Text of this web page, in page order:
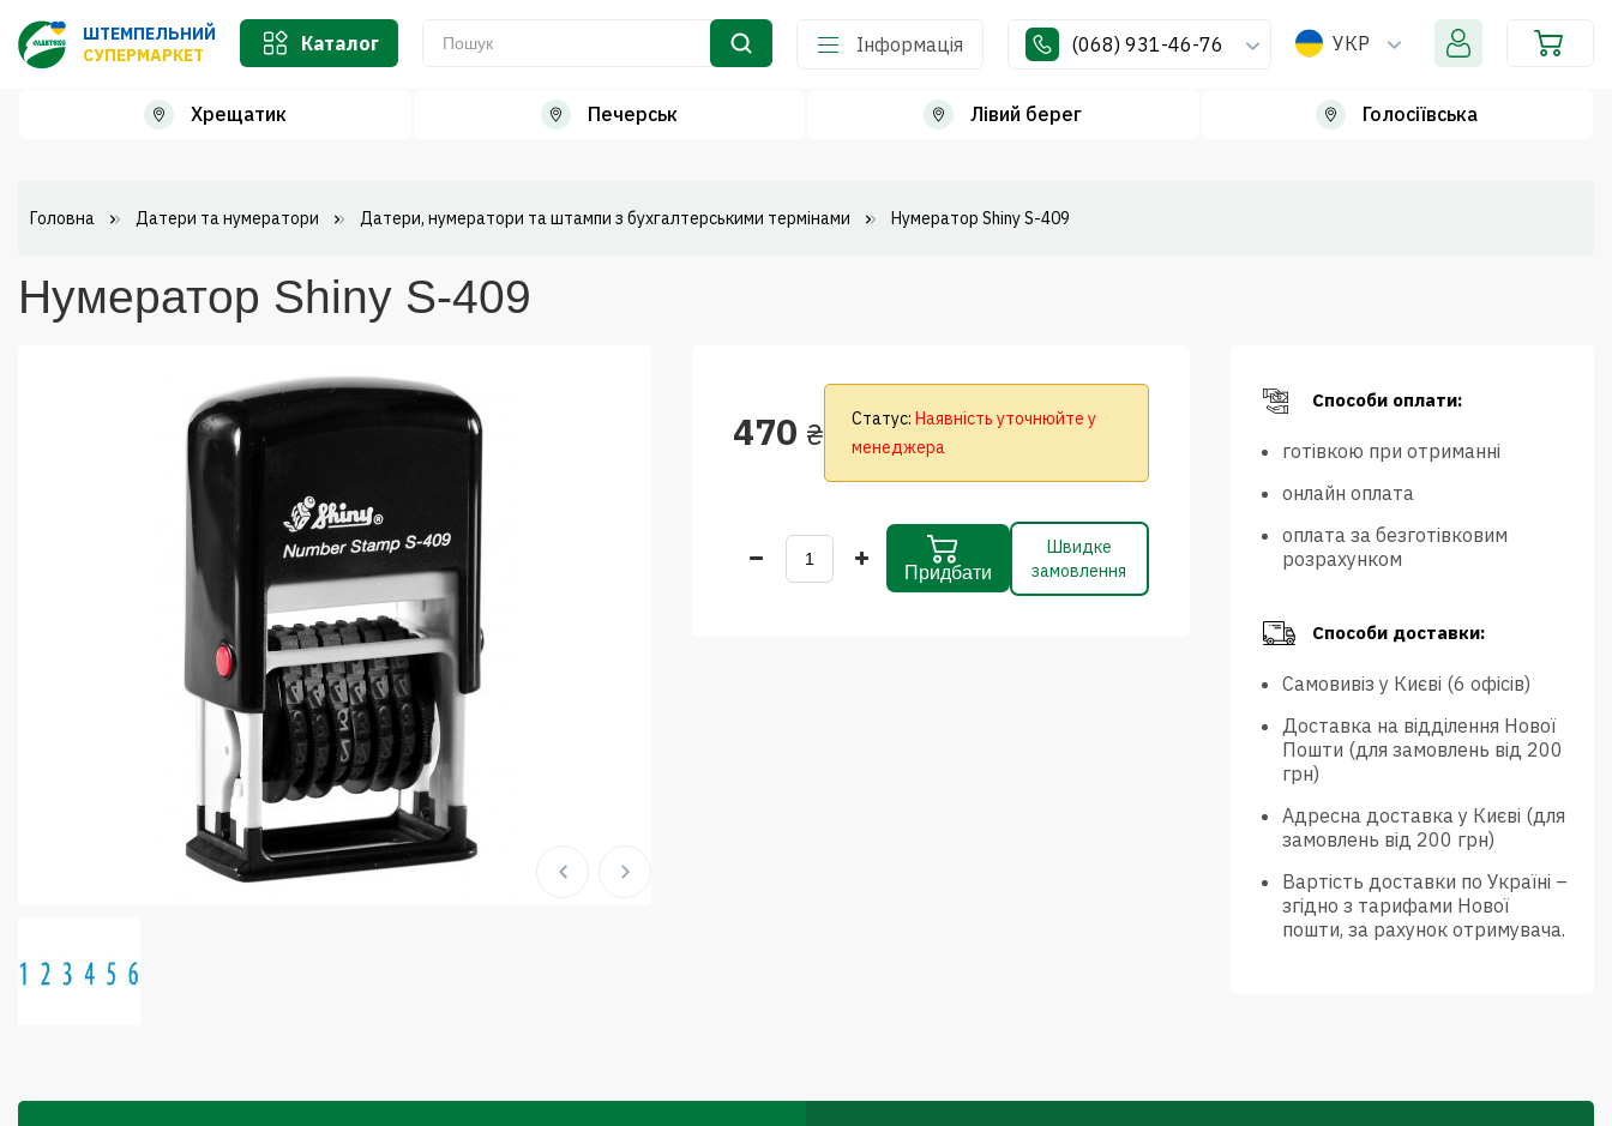
ШТЕМПЕЛЬНИЙ
СУПЕРМАРКЕТ
Каталог Інформація (068) 931-46-76 УКР
Хрещатик Печерськ Лівий берег Голосіївська
Головна Датери та нумератори Датери, нумератори та штампи з бухгалтерськими термінами Нумератор Shiny S-409
Нумератор Shiny S-409
470 ₴ Статус: Наявність уточнюйте у
менеджера
Придбати
Швидке
замовлення
Способи оплати:
готівкою при отриманні
онлайн оплата
оплата за безготівковим
розрахунком
Способи доставки:
Самовивіз у Києві (6 офісів)
Доставка на відділення Нової
Пошти (для замовлень від 200
грн)
Адресна доставка у Києві (для
замовлень від 200 грн)
Вартість доставки по Україні –
згідно з тарифами Нової
пошти, за рахунок отримувача.